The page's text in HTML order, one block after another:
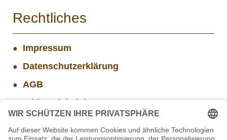
Rechtliches
Impressum
Datenschutzerklärung
AGB
Widerrufsbelehrung